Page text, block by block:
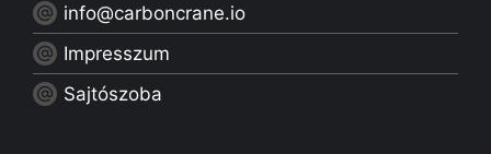
info@carboncrane.io
Impresszum
Sajtószoba